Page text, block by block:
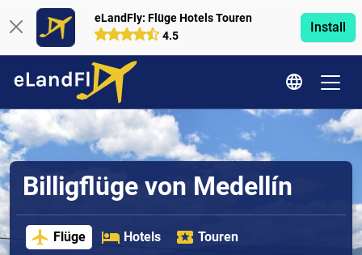
eLandFly: Flüge Hotels Touren
4.5
Install
Billigflüge von Medellín
Flüge Hotels Touren